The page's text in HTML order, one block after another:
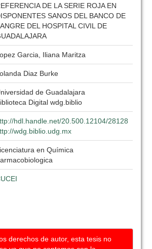
DE LA SERIE ROJA EN
SANOS DEL BANCO DE
DEL HOSPITAL CIVIL DE
Garcia, Iliana Maritza
Diaz Burke
de Guadalajara
Digital wdg.biblio
hdl.handle.net/20.500.12104/28128
wdg.biblio.udg.mx
en Química
derechos de autor, esta tesis no